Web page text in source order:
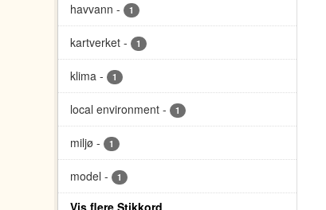
havvann - 1
kartverket - 1
klima - 1
local environment - 1
miljø - 1
model - 1
Vis flere Stikkord